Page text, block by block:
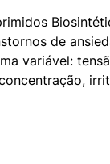
de
variável: